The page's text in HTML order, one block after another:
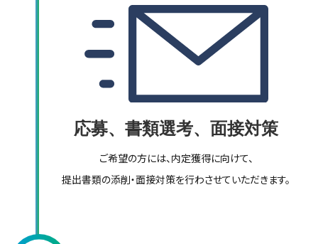
応募、書類選考、面接対策
ご希望の方には、内定獲得に向けて、
提出書類の添削・面接対策を行わさせていただきます。